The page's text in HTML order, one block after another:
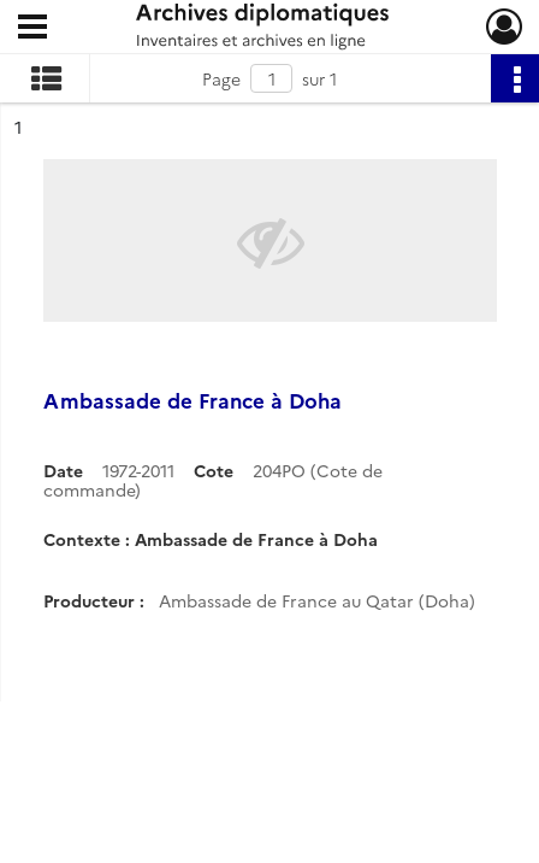
Archives diplomatiques
Ouvrir le menu déroulant
Page
sur 1
n°
1
Ambassade de France à Doha
Date 1972-2011 Cote
204PO (Cote de
commande)
Contexte : Ambassade de France à Doha
Producteur : Ambassade de France au Qatar (Doha)